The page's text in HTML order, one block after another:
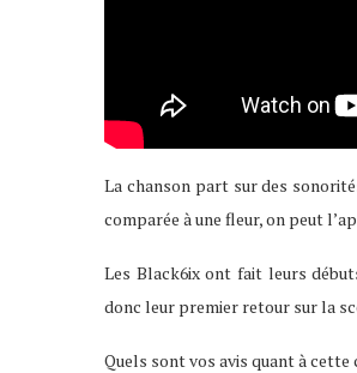
La chanson part sur des
comparée à une fleur, on peut
Les Black6ix ont fait leurs
donc leur premier retour sur la
Quels sont vos avis quant à cette